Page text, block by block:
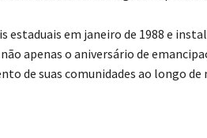
estaduais em janeiro de 1988 e
apenas o aniversário de
de suas comunidades ao longo de